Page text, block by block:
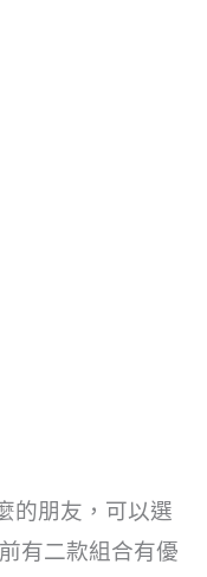
的朋友，可以選
有二款組合有優